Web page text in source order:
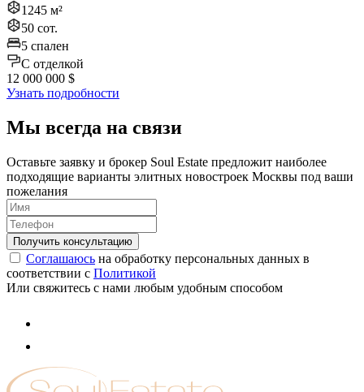
1245 м²
50 сот.
5 спален
C отделкой
12 000 000 $
Узнать подробности
Мы всегда на связи
Оставьте заявку и брокер Soul Estate предложит наиболее
подходящие варианты элитных новостроек Москвы под ваши
пожелания
Соглашаюсь на обработку персональных данных в
соответствии с Политикой
Или свяжитесь с нами любым удобным способом